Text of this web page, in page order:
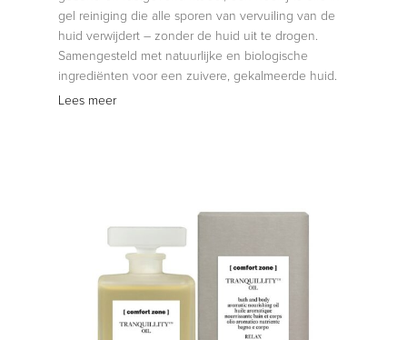
gel reiniging die alle sporen van vervuiling van de
huid verwijdert – zonder de huid uit te drogen.
Samengesteld met natuurlijke en biologische
ingrediënten voor een zuivere, gekalmeerde huid.
Lees meer